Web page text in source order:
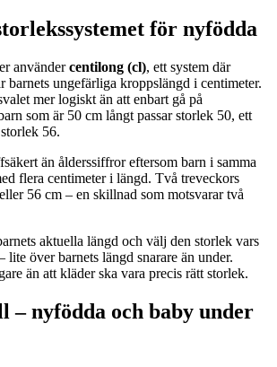
för nyfödda
användercentilong (cl), ett system där
barnets ungefärliga kroppslängd i centimeter.
mer logiskt än att enbart gå på
som är 50 cm långt passar storlek 50, ett
56.
än ålderssiffror eftersom barn i samma
flera centimeter i längd. Två treveckors
56 cm – en skillnad som motsvarar två
aktuella längd och välj den storlek vars
lite över barnets längd snarare än under.
än att kläder ska vara precis rätt storlek.
– nyfödda och baby under